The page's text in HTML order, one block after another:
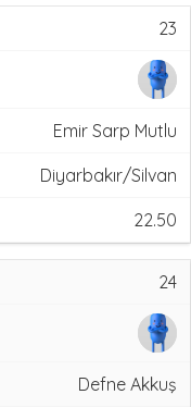
23
Emir Sarp Mutlu
Diyarbakır/Silvan
22.50
24
Defne Akkuş